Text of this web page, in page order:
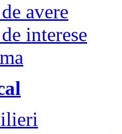
avere
interese